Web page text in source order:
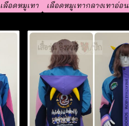
เลือดหมูเทา เลือดหมูเทากลางเทาอ่อน